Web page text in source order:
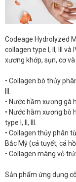
Codeage Hydrolyzed
collagen type I, II, III và
xương khớp, sụn, cơ
• Collagen bò thủy
III.
• Nước hầm xương gà
• Nước hầm xương bò
type I, II, III.
• Collagen thủy phân
Bắc Mỹ (cá tuyết, cá
• Collagen màng vỏ
Sản phẩm ứng dụng